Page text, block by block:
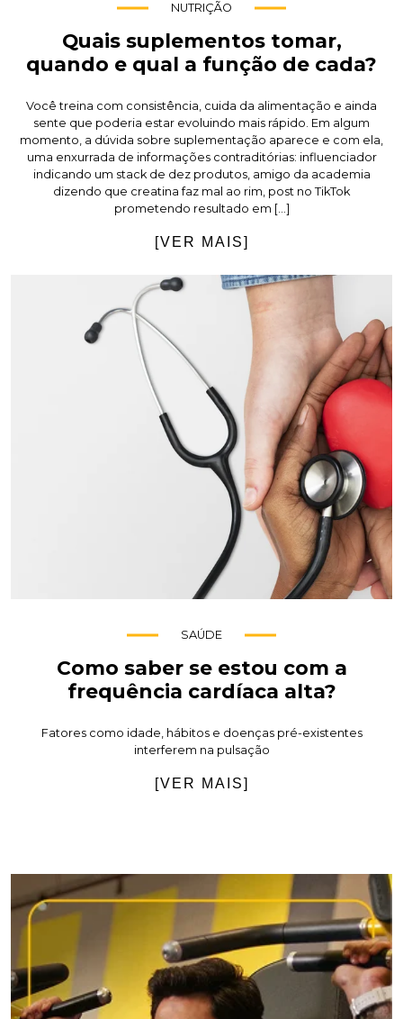
NUTRIÇÃO
Quais suplementos tomar,
quando e qual a função de cada?
Você treina com consistência, cuida da alimentação e ainda
sente que poderia estar evoluindo mais rápido. Em algum
momento, a dúvida sobre suplementação aparece e com ela,
uma enxurrada de informações contraditórias: influenciador
indicando um stack de dez produtos, amigo da academia
dizendo que creatina faz mal ao rim, post no TikTok
prometendo resultado em […]
[VER MAIS]
SAÚDE
Como saber se estou com a
frequência cardíaca alta?
Fatores como idade, hábitos e doenças pré-existentes
interferem na pulsação
[VER MAIS]